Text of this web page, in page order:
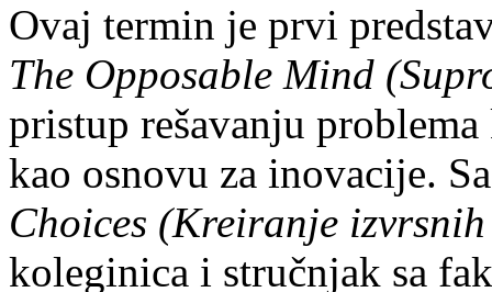
Ovaj termin je prvi
The Opposable Mind
pristup rešavanju
kao osnovu za inovacije.
Choices (Kreiranje
koleginica i stručnjak sa